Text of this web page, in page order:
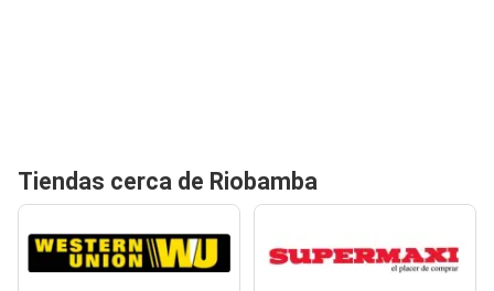
Tiendas cerca de Riobamba